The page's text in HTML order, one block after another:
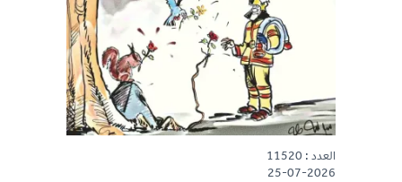
العدد : 11520
25-07-2026